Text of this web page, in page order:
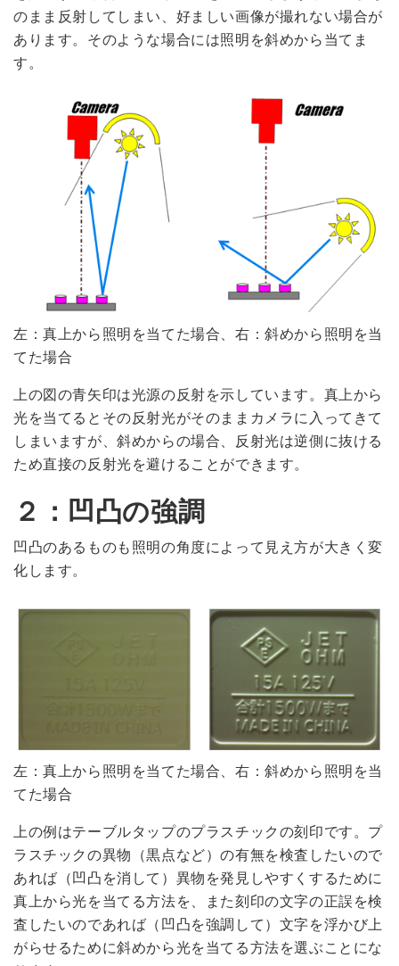
のまま反射してしまい、好ましい画像が撮れない場合が
あります。そのような場合には照明を斜めから当てま
す。
左：真上から照明を当てた場合、右：斜めから照明を当
てた場合
上の図の青矢印は光源の反射を示しています。真上から
光を当てるとその反射光がそのままカメラに入ってきて
しまいますが、斜めからの場合、反射光は逆側に抜ける
ため直接の反射光を避けることができます。
２：凹凸の強調
凹凸のあるものも照明の角度によって見え方が大きく変
化します。
左：真上から照明を当てた場合、右：斜めから照明を当
てた場合
上の例はテーブルタップのプラスチックの刻印です。プ
ラスチックの異物（黒点など）の有無を検査したいので
あれば（凹凸を消して）異物を発見しやすくするために
真上から光を当てる方法を、また刻印の文字の正誤を検
査したいのであれば（凹凸を強調して）文字を浮かび上
がらせるために斜めから光を当てる方法を選ぶことにな